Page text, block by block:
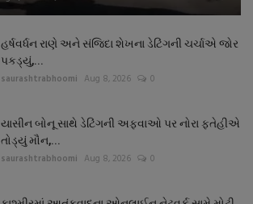
હર્ષવર્ધન રાણે અને સંજિદા શેખના ડેટિંગની ચર્ચાએ જોર
પકડ્યું,...
saurashtrabhoomi Aug 8, 2026 0
યાસીન બોનૂ સાથે ડેટિંગની અફવાઓ પર નોરા ફતેહીએ
તોડ્યું મૌન,...
saurashtrabhoomi Aug 8, 2026 0